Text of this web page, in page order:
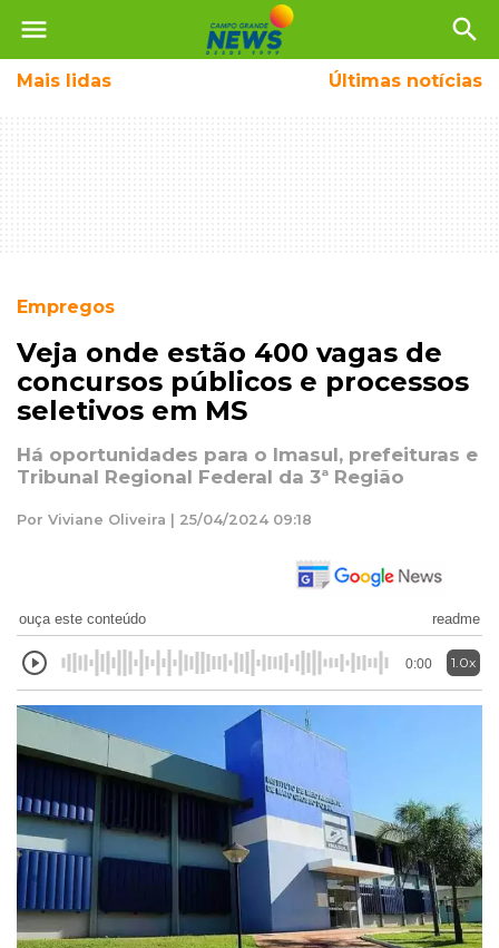
menu search
Mais lidas Últimas notícias
Empregos
Veja onde estão 400 vagas de
concursos públicos e processos
seletivos em MS
Há oportunidades para o Imasul, prefeituras e
Tribunal Regional Federal da 3ª Região
Por Viviane Oliveira | 25/04/2024 09:18
ouça este conteúdo readme
0:00 1.0x